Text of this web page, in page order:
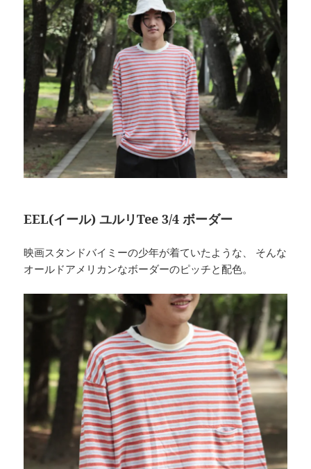
EEL(イール) ユルリTee 3/4 ボーダー
映画スタンドバイミーの少年が着ていたような、 そんな
オールドアメリカンなボーダーのピッチと配色。